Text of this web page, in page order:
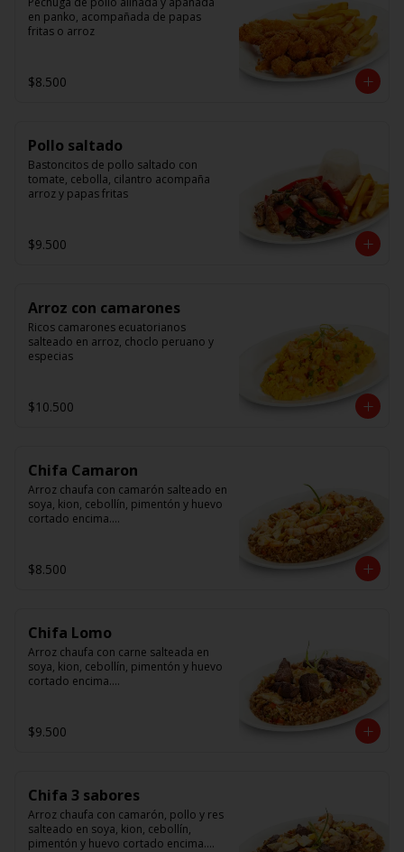
en panko, acompañada de papas
fritas o arroz
$8.500
Pollo saltado
Bastoncitos de pollo saltado con
tomate, cebolla, cilantro acompaña
arroz y papas fritas
$9.500
Arroz con camarones
Ricos camarones ecuatorianos
salteado en arroz, choclo peruano y
especias
$10.500
Chifa Camaron
Arroz chaufa con camarón salteado en
soya, kion, cebollín, pimentón y huevo
cortado encima.
soya, cebollín, tomate y cebolla
morada.
$8.500
Chifa Lomo
Arroz chaufa con carne salteada en
soya, kion, cebollín, pimentón y huevo
cortado encima.
cebollín, tomate y cebolla morada.
$9.500
Chifa 3 sabores
Arroz chaufa con camarón, pollo y res
salteado en soya, kion, cebollín,
pimentón y huevo cortado encima.